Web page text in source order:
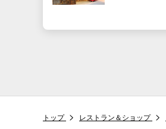
トップ レストラン＆ショップ